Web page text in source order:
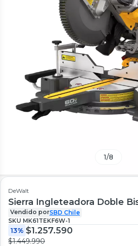
1/8
DeWalt
Sierra Ingleteadora Doble
Vendido porSBD Chile
SKU MK61TEKF6W-1
13% $1.257.590
$1.449.990